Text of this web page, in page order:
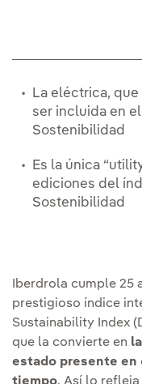
La eléctrica,
ser incluida en
Sostenibilidad
Es la única
ediciones del
Sostenibilidad
Iberdrola cumple 25
prestigioso índice
Sustainability Index
que la convierte en
estado presente